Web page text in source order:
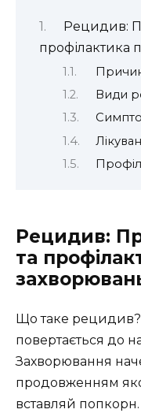
Рецидив:
профілактика
Види
Рецидив:
та
Що таке
повертається до
Захворювання
продовженням
вставляй